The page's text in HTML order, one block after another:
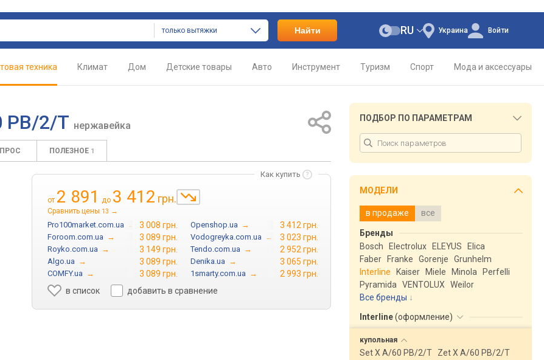
только вытяжки Найти Украина
RU Войти
техника Климат Дом Детские товары Авто Инструмент Туризм Спорт Мода и аксессуары
PB/2/T нержавейка
ПОЛЕЗНОЕ 1
Как купить
от 2 891 до 3 412 грн.
Сравнить цены 13 →
Pro100market.com.ua → 3 008 грн. Openshop.ua → 3 412 грн.
Foroom.com.ua → 3 089 грн. Vodogreyka.com.ua → 3 023 грн.
Royko.com.ua → 3 149 грн. Tendo.com.ua → 2 952 грн.
Algo.ua → 3 089 грн. Denika.ua → 3 065 грн.
COMFY.ua → 3 089 грн. 1smarty.com.ua →
2 993 грн.
в список
добавить в сравнение
ПОДБОР ПО ПАРАМЕТРАМ
МОДЕЛИ
в продаже все
Бренды
Bosch
Electrolux ELEYUS
Elica
Faber
Franke Gorenje
Grunhelm
Interline
Kaiser Miele Minola
Perfelli
Pyramida
VENTOLUX
Weilor
Все бренды
Interline(оформление)
купольная
Set X A/60 PB/2/T
Zet X A/60 PB/2/T